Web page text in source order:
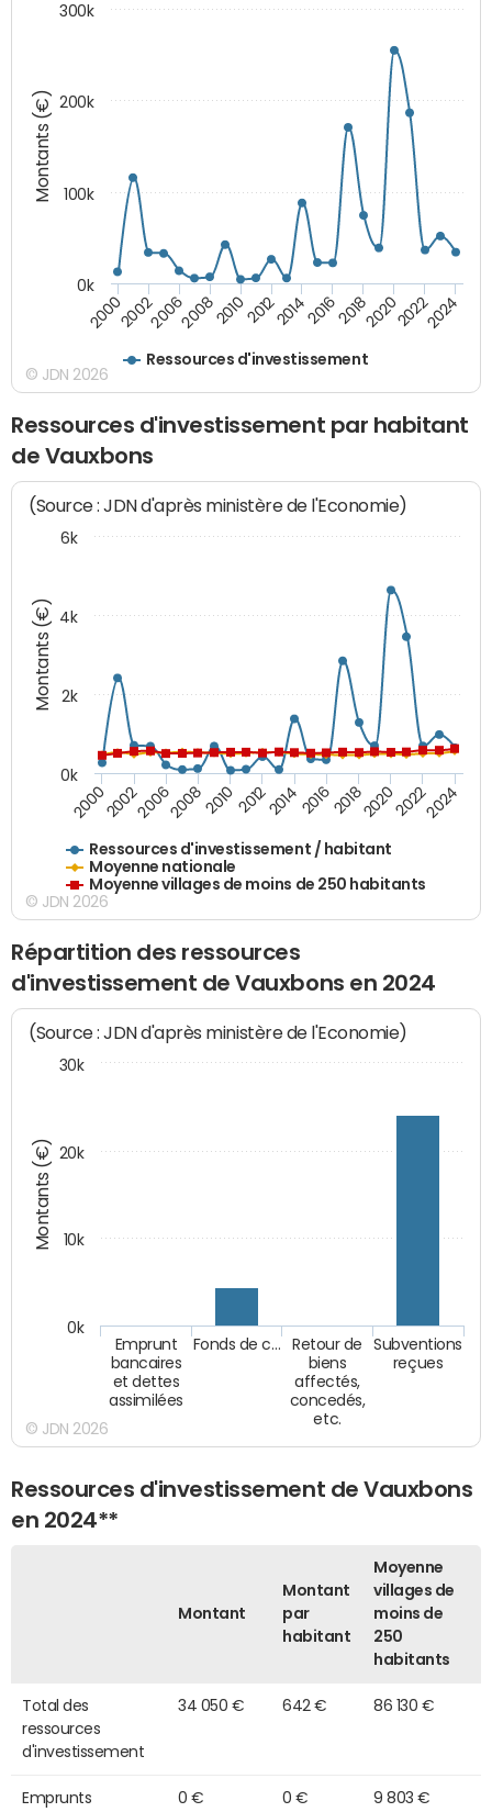
Montants (€)
Ressources d'investissement
200020022006200820102012201420162018202020222024
0k
100k
200k
300k
© JDN 2026
Ressources d'investissement par habitant
de Vauxbons
Montants (€)
(Source : JDN d'après ministère de l'Economie)
Ressources d'investissement / habitant
Moyenne nationale
Moyenne villages de moins de 250 habitants
20002002200620082010 2012201420162018202020222024
0k
2k
4k
6k
© JDN 2026
Répartition des ressources
d'investissement de Vauxbons en 2024
Montants (€)
(Source : JDN d'après ministère de l'Economie)
Emprunt
bancaires
et dettes
assimilées
Fonds de c…
Retour de
biens
affectés,
concedés,
etc.
Subventions
reçues
0k
10k
20k
30k
© JDN 2026
Ressources d'investissement de Vauxbons
en 2024**
Montant
Montant
par
habitant
Moyenne
villages de
moins de
250
habitants
Total des
ressources
d'investissement
34 050 € 642 € 86 130 €
Emprunts 0 € 0 € 9 803 €